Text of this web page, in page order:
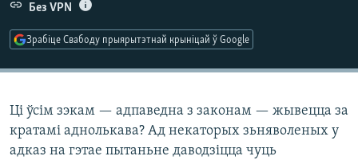
Без VPN
Зрабіце Свабоду прыярытэтнай крыніцай ў Google
Ці ўсім зэкам — адпаведна з законам — жывецца за
кратамі аднолькава? Ад некаторых зьняволеных у
адказ на гэтае пытаньне даводзіцца чуць